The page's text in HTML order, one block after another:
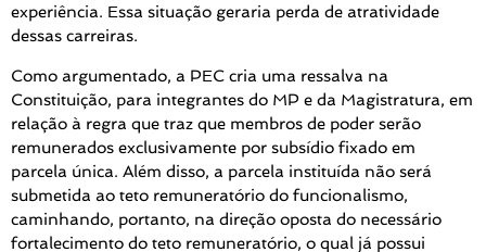
experiência. Essa situação geraria perda de atratividade
dessas carreiras.
Como argumentado, a PEC cria uma ressalva na
Constituição, para integrantes do MP e da Magistratura, em
relação à regra que traz que membros de poder serão
remunerados exclusivamente por subsídio fixado em
parcela única. Além disso, a parcela instituída não será
submetida ao teto remuneratório do funcionalismo,
caminhando, portanto, na direção oposta do necessário
fortalecimento do teto remuneratório, o qual já possui